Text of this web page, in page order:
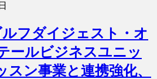
フダイジェスト・オ
ールビジネスユニッ
スン事業と連携強化、